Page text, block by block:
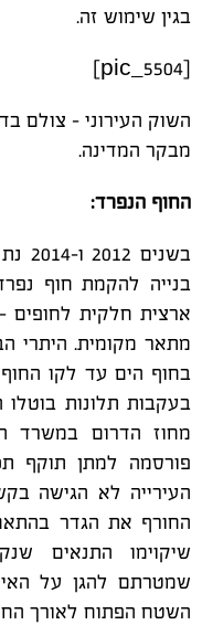
בגין שימוש זה.
[pic_5504]
מבקר המדינה.
החוף הנפרד:
בנייה להקמת חוף
מתאר מקומית. היתרי
בחוף הים עד לקו
בעקבות תלונות
מחוז הדרום במשרד
פורסמה למתן תוקף
העירייה לא הגישה
החורף את הגדר
שיקוימו התנאים
שמטרתם להגן על
השטח הפתוח לאורך